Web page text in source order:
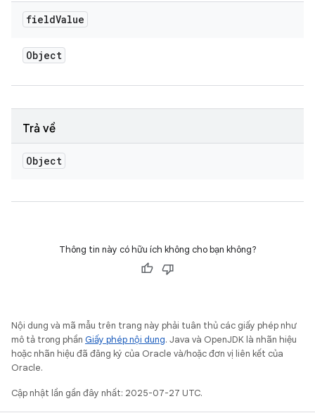
fieldValue
Object
Trả về
Object
Thông tin này có hữu ích không cho bạn không?
Nội dung và mã mẫu trên trang này phải tuân thủ các giấy phép như
mô tả trong phần Giấy phép nội dung. Java và OpenJDK là nhãn hiệu
hoặc nhãn hiệu đã đăng ký của Oracle và/hoặc đơn vị liên kết của
Oracle.
Cập nhật lần gần đây nhất: 2025-07-27 UTC.